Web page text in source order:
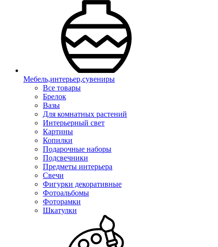
Мебель,интерьер,сувениры
Все товары
Брелок
Вазы
Для комнатных растений
Интерьерный свет
Картины
Копилки
Подарочные наборы
Подсвечники
Предметы интерьера
Свечи
Фигурки декоративные
Фотоальбомы
Фоторамки
Шкатулки